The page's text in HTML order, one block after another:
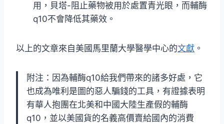
用，貝塔-阻止藥物被用於處置青光眼，而輔酶
q10不會降低其藥效。
以上的文章來自美國馬里蘭大學醫學中心的文獻 。
附注：因為輔酶q10給我們帶來的諸多好處，它
也成為唯利是圖的惡人騙錢的工具，有證據表明
有華人抱團在北美和中國大陸生產假的輔酶
q10，並以美國貨的名義高價賣給國內的消費